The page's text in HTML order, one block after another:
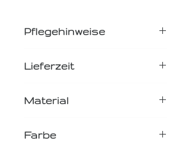
Pflegehinweise
Accessoires, die besondere Pflege benötigen,
wichtige Pflegehinweise:
vorzugsweise per Hand gewaschen werden.
Lieferzeit
Material
Farbe